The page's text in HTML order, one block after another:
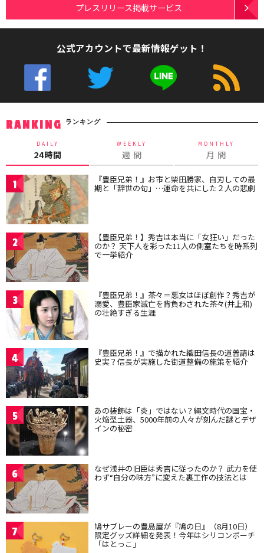
プレスリリース掲載サービス
公式アカウントで最新情報ゲット！
RANKING ランキング
DAILY
24時間
WEEKLY
週 間
MONTHLY
月 間
1 『豊臣兄弟！』お市と柴田勝家、自刃しての最
期と「辞世の句」…運命を共にした２人の悲劇
2 【豊臣兄弟！】秀吉は本当に「女狂い」だった
のか？ 天下人を彩った11人の側室たちを時系列
で一挙紹介
3 『豊臣兄弟！』茶々＝悪女はほぼ創作？秀吉が
溺愛、豊臣家滅亡を背負わされた茶々(井上和)
の壮絶すぎる生涯
4 『豊臣兄弟！』で描かれた織田信長の道普請は
史実？信長が実施した街道整備の施策を紹介
5 あの装飾は「炎」ではない？縄文時代の国宝・
火焔型土器、5000年前の人々が刻んだ謎とデザ
インの秘密
6 なぜ浅井の旧臣は秀吉に従ったのか？ 武力を使
わず“自分の味方”に変えた裏工作の技法とは
7 鳩サブレーの豊島屋が『鳩の日』（8月10日）
限定グッズ詳細を発表！今年はシリコンポーチ
「はとっこ」